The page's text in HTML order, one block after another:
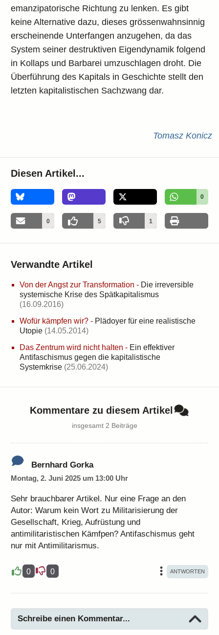
emanzipatorische Richtung zu lenken. Es gibt
keine Alternative dazu, dieses grössenwahnsinnig
erscheinende Unterfangen anzugehen, da das
System seiner destruktiven Eigendynamik folgend
in Kollaps und Barbarei umzuschlagen droht. Die
Überführung des Kapitals in Geschichte stellt den
letzten kapitalistischen Sachzwang dar.
Tomasz Konicz
Diesen Artikel...
0
0 5 1
Verwandte Artikel
Von der Angst zur Transformation - Die irreversible
systemische Krise des Spätkapitalismus
(16.09.2016)
Wofür kämpfen wir? - Plädoyer für eine realistische
Utopie (14.05.2014)
Das Zentrum wird nicht halten - Ein effektiver
Antifaschismus gegen die kapitalistische
Systemkrise (25.06.2024)
Kommentare zu diesem Artikel
insgesamt 2 Beiträge
Bernhard Gorka
Montag, 2. Juni 2025 um 13:00 Uhr
Sehr brauchbarer Artikel. Nur eine Frage an den
Autor: Warum kein Wort zu Militarisierung der
Gesellschaft, Krieg, Aufrüstung und
antimilitaristischen Kämfpen? Antifaschismus geht
nur mit Antimilitarismus.
0 0
Schreibe einen Kommentar...